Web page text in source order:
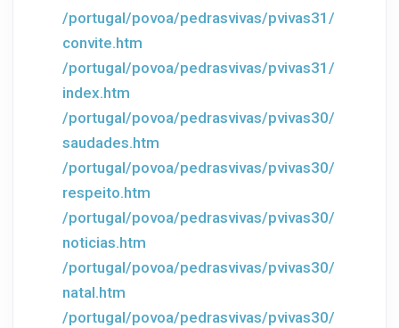
/portugal/povoa/pedrasvivas/pvivas31/
convite.htm
/portugal/povoa/pedrasvivas/pvivas31/
index.htm
/portugal/povoa/pedrasvivas/pvivas30/
saudades.htm
/portugal/povoa/pedrasvivas/pvivas30/
respeito.htm
/portugal/povoa/pedrasvivas/pvivas30/
noticias.htm
/portugal/povoa/pedrasvivas/pvivas30/
natal.htm
/portugal/povoa/pedrasvivas/pvivas30/